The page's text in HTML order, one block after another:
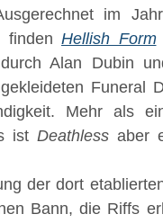
im
finden Hellish Form
Alan Dubin
Funeral
Mehr als
ist Deathless aber
der dort
Bann, die Riffs